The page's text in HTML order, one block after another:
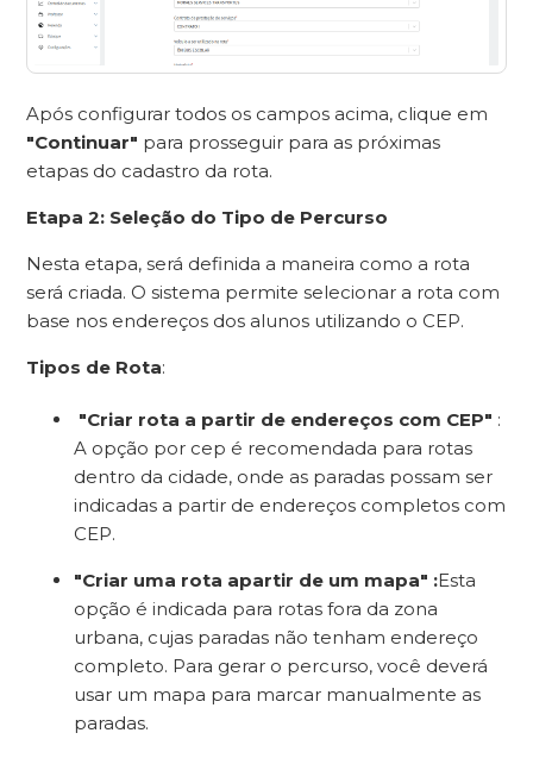
Após configurar todos os campos acima, clique em
"Continuar" para prosseguir para as próximas
etapas do cadastro da rota.
Etapa 2: Seleção do Tipo de Percurso
Nesta etapa, será definida a maneira como a rota
será criada. O sistema permite selecionar a rota com
base nos endereços dos alunos utilizando o CEP.
Tipos de Rota:
"Criar rota a partir de endereços com CEP" :
A opção por cep é recomendada para rotas
dentro da cidade, onde as paradas possam ser
indicadas a partir de endereços completos com
CEP.
"Criar uma rota apartir de um mapa" :Esta
opção é indicada para rotas fora da zona
urbana, cujas paradas não tenham endereço
completo. Para gerar o percurso, você deverá
usar um mapa para marcar manualmente as
paradas.